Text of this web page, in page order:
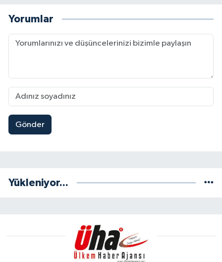
Yorumlar
Gönder
Yükleniyor...